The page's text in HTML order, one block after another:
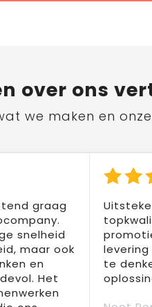
over ons
we maken en
graag
snelheid
maar ook
en
Het
te